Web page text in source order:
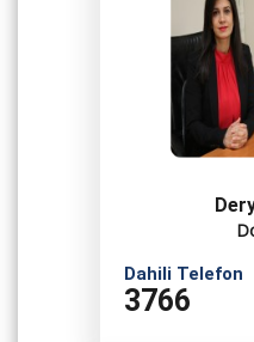
Dahili Telefon
3766